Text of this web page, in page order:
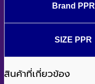
Brand PPR
SIZE PPR
สินค้าที่เกี่ยวข้อง